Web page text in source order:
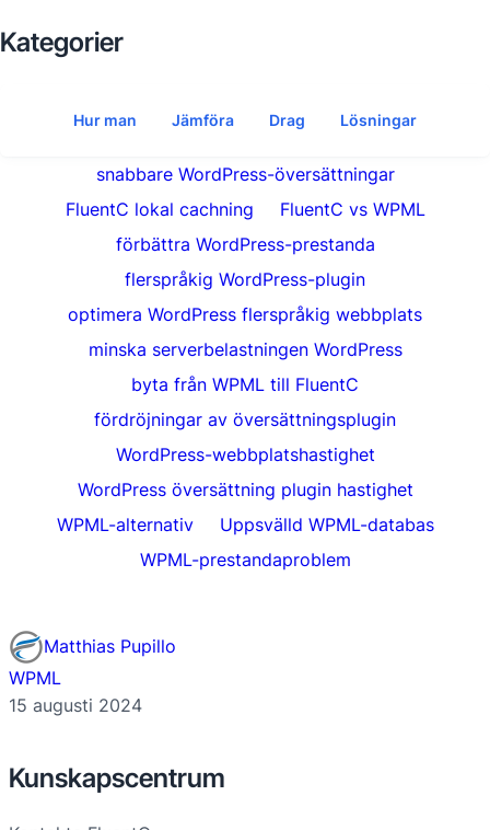
Kategorier
Hur man Jämföra Drag Lösningar
snabbare WordPress-översättningar
FluentC lokal cachning
FluentC vs WPML
förbättra WordPress-prestanda
flerspråkig WordPress-plugin
optimera WordPress flerspråkig webbplats
minska serverbelastningen WordPress
byta från WPML till FluentC
fördröjningar av översättningsplugin
WordPress-webbplatshastighet
WordPress översättning plugin hastighet
WPML-alternativ
Uppsvälld WPML-databas
WPML-prestandaproblem
Matthias Pupillo
WPML
15 augusti 2024
Kunskapscentrum